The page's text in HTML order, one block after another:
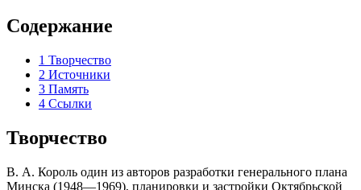
Содержание
1 Творчество
2 Источники
3 Память
4 Ссылки
Творчество
В. А. Король один из авторов разработки генерального плана
Минска (1948—1969), планировки и застройки Октябрьской